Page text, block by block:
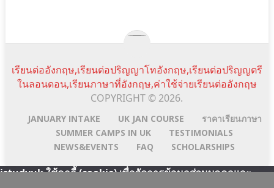
เรียนต่ออังกฤษ,เรียนต่อปริญญาโทอังกฤษ,เรียนต่อปริญญตรี
ในลอนดอน,เรียนภาษาที่อังกฤษ,ค่าใช้จ่ายเรียนต่ออังกฤษ
COPYRIGHT © 2026.
JANUARY INTAKE UK JAN COURSE
ราคาเรียนภาษา
SUMMER CAMPS IN UK
TESTIMONIALS
NEWS&EVENTS
FAQ SCHOLARSHIPS
istudyuk ใช้คุกกี้ (cookie) เพื่อจัดการข้อมูลส่วนบุคคลและ